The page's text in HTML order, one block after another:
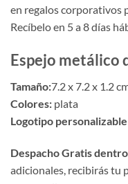
en regalos corporativos
Recíbelo en 5 a 8 días
Espejo metálico
Tamaño:7.2 x 7.2 x 1.2
Colores: plata
Logotipo
Despacho Gratis
adicionales, recibirás tu